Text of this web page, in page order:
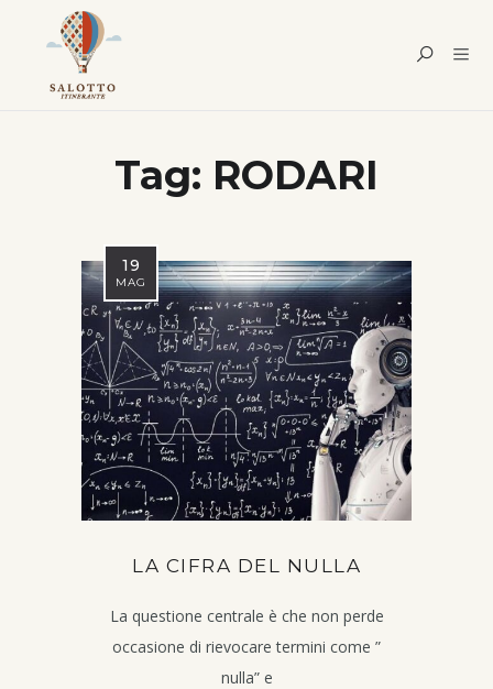
Tag: RODARI
19
MAG
LA CIFRA DEL NULLA
La questione centrale è che non perde
occasione di rievocare termini come ”
nulla” e